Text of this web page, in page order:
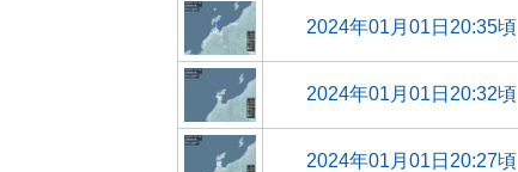
2024年01月01日20:35頃
2024年01月01日20:32頃
2024年01月01日20:27頃